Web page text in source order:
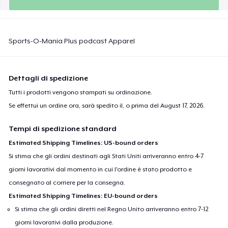
Sports-O-Mania Plus podcast Apparel
Dettagli di spedizione
Tutti i prodotti vengono stampati su ordinazione.
Se effettui un ordine ora, sarà spedito il, o prima delAugust 17, 2026
Tempi di spedizione standard
Estimated Shipping Timelines: US-bound orders
Si stima che gli ordini destinati agli Stati Uniti arriveranno entro 4-7
giorni lavorativi dal momento in cui l'ordine è stato prodotto e
consegnato al corriere per la consegna.
Estimated Shipping Timelines: EU-bound orders
Si stima che gli ordini diretti nel Regno Unito arriveranno entro 7-12
giorni lavorativi dalla produzione.